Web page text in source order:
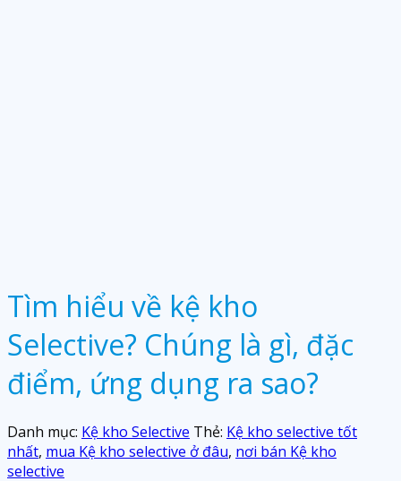
Tìm hiểu về kệ kho
Selective? Chúng là gì, đặc
điểm, ứng dụng ra sao?
Danh mục: Kệ kho Selective Thẻ: Kệ kho selective tốt
nhất, mua Kệ kho selective ở đâu, nơi bán Kệ kho
selective